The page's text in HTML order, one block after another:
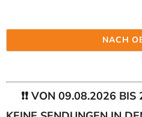
NACH
❗❗ VON 09.08.2026